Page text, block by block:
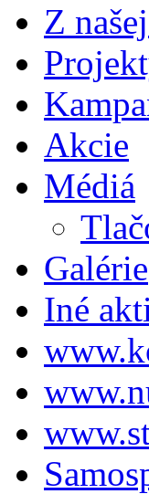
Z
Akcie
Médiá
Galérie
Iné